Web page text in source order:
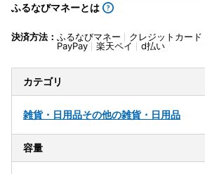
ふるなびマネーとは
決済方法： ふるなびマネー クレジットカード
PayPay
楽天ペイ d払い
カテゴリ
雑貨・日用品その他の雑貨・日用品
容量